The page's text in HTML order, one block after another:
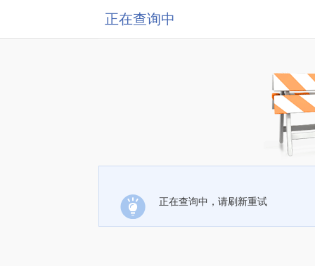
正在查询中
正在查询中，请刷新重试